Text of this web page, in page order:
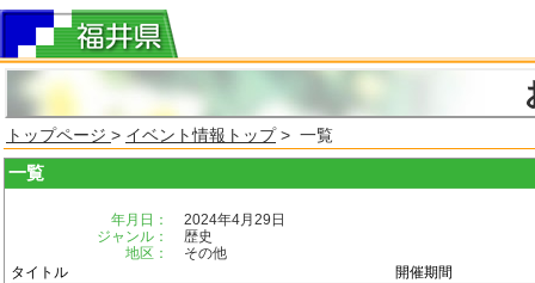
トップページ > イベント情報トップ> 一覧
一覧
年月日：
2024年4月29日
ジャンル：
歴史
地区：
その他
タイトル
開催期間